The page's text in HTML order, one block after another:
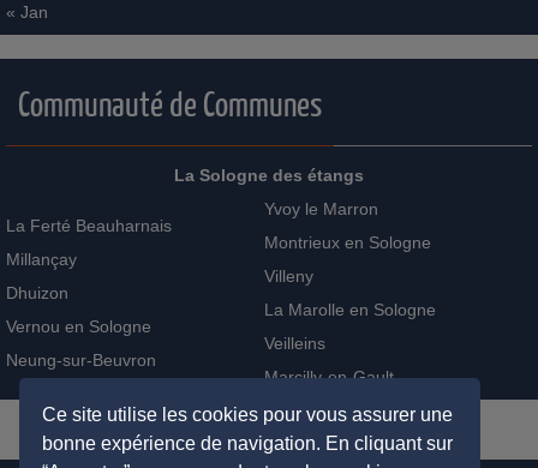
« Jan
Communauté de Communes
La Sologne des étangs
La Ferté Beauharnais
Millançay
Dhuizon
Vernou en Sologne
Neung-sur-Beuvron
Yvoy le Marron
Montrieux en Sologne
Villeny
La Marolle en Sologne
Veilleins
Marcilly-en-Gault
Ce site utilise les cookies pour vous assurer une
bonne expérience de navigation. En cliquant sur